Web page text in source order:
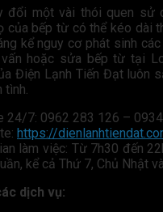
đổi một vài thói quen sử
của bếp từ có thể kéo dài
kể nguy cơ phát sinh
hoặc sửa bếp từ tại
Điện Lạnh Tiến Đạt luôn
tình.
24/7: 0962 283 126 –
https://
làm việc: Từ 7h30 đến
kể cả Thứ 7, Chủ Nhật
dịch vụ: